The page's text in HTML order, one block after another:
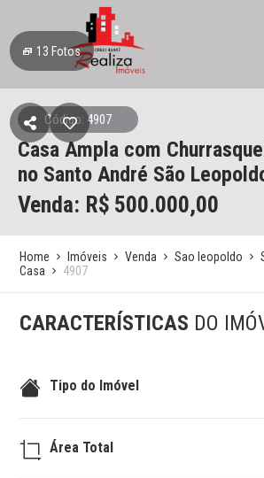
13 Fotos
Código: 4907
Casa Ampla com
no Santo André São
Venda: R$ 500.000,00
Home Imóveis Venda Sao leopoldo
Casa
4907
CARACTERÍSTICAS DO
Tipo do Imóvel
Área Total